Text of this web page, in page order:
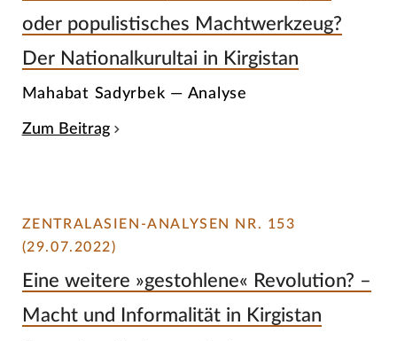
oder populistisches Machtwerkzeug?
Der Nationalkurultai in Kirgistan
Mahabat Sadyrbek — Analyse
Zum Beitrag
ZENTRALASIEN-ANALYSEN NR. 153
(29.07.2022)
Eine weitere »gestohlene« Revolution? –
Macht und Informalität in Kirgistan